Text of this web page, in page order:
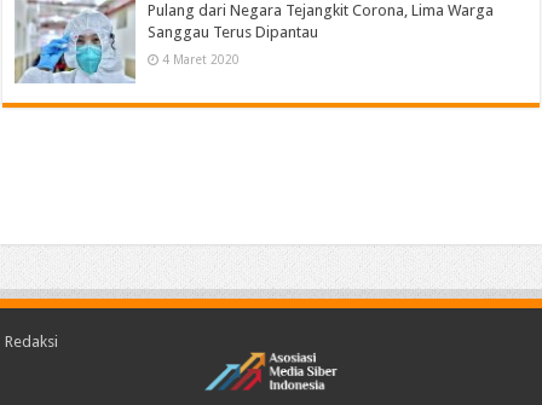
Pulang dari Negara Tejangkit Corona, Lima Warga
Sanggau Terus Dipantau
4 Maret 2020
Redaksi